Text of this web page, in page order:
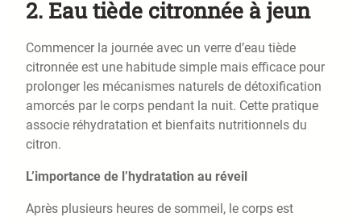
2. Eau tiède citronnée à jeun
Commencer la journée avec un verre d’eau tiède
citronnée est une habitude simple mais efficace pour
prolonger les mécanismes naturels de détoxification
amorcés par le corps pendant la nuit. Cette pratique
associe réhydratation et bienfaits nutritionnels du
citron.
L’importance de l’hydratation au réveil
Après plusieurs heures de sommeil, le corps est